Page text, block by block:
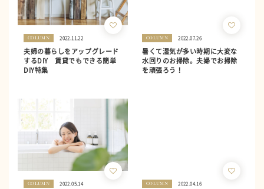
COLUMN 2022.11.22
夫婦の暮らしをアップグレード
するDIY 賃貸でもできる簡単
DIY特集
COLUMN 2022.07.26
暑くて湿気が多い時期に大変な
水回りのお掃除。夫婦でお掃除
を頑張ろう！
COLUMN 2022.05.14 COLUMN 2022.04.16